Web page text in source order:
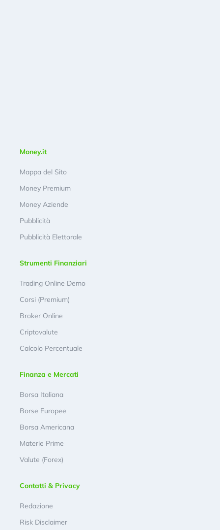
Money.it
Mappa del Sito
Money Premium
Money Aziende
Pubblicità
Pubblicità Elettorale
Strumenti Finanziari
Trading Online Demo
Corsi (Premium)
Broker Online
Criptovalute
Calcolo Percentuale
Finanza e Mercati
Borsa Italiana
Borse Europee
Borsa Americana
Materie Prime
Valute (Forex)
Contatti & Privacy
Redazione
Risk Disclaimer